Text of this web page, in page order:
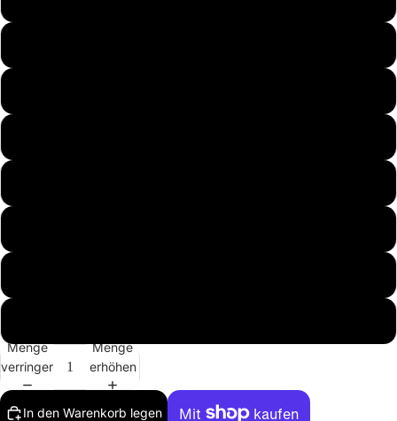
Menge
verringern
Menge
erhöhen
In den Warenkorb legen